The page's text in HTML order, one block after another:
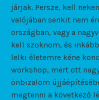
járjak. Persze, kell
valójában senkit nem
országban, vagy a
kell szoknom, és
lelki életemre kéne
workshop, mert ott
önbizalom
megtenni a következő